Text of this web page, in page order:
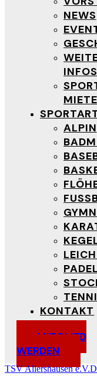
NEWS
INFOS
ALPIN
PADEL
KONTAKT
MITGLIED
WERDEN
TSV Allershausen e.V.